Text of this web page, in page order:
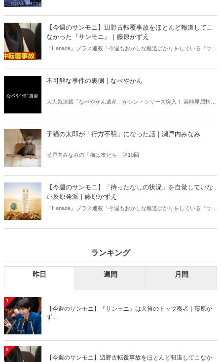
ある。元月刊『Hanada』編集部員のライター・梶原がお送りする時事
書評！
【今週のサンモニ】辺野古転覆事故をほとんど報道してこ
なかった『サンモニ』｜藤原かずえ
『Hanada』プラス連載「今週もおかしな報道ばかりをしている『サン
不可解な事件の裏側｜なべやかん
大人気連載「なべやかん遺産」がシン・シリーズ突入！ 芸能界屈指の
信じるか信じないかは、あなた次第！ 芸能ニュース
子猫の太郎が「行方不明」になった話｜瀬戸内みなみ
瀬戸内みなみの「猫は友だち」第10回
【今週のサンモニ】「待ったなしの状況」を自覚していな
い反原発派｜藤原かずえ
『Hanada』プラス連載「今週もおかしな報道ばかりをしている『サン
ランキング
昨日 週間 月間
1
【今週のサンモニ】『サンモニ』は犬笛のトップ奏者｜藤原か
ず...
2
【今週のサンモニ】辺野古転覆事故をほとんど報道してこなか